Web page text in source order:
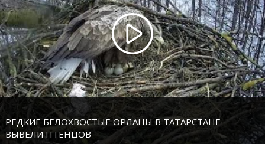
РЕДКИЕ БЕЛОХВОСТЫЕ ОРЛАНЫ В ТАТАРСТАНЕ
ВЫВЕЛИ ПТЕНЦОВ